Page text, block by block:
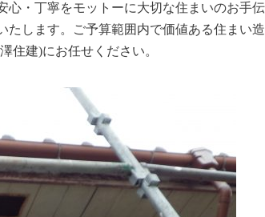
・丁寧をモットーに大切な住まいのお手
します。ご予算範囲内で価値ある住まい造
住建)にお任せください。